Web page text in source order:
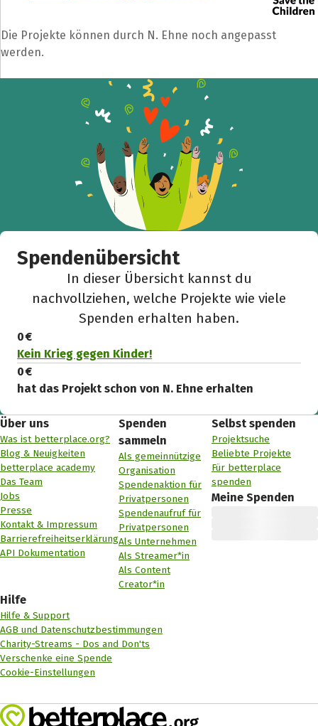
Die Projekte können durch N. Ehne noch angepasst
werden.
Spendenübersicht
In dieser Übersicht kannst du
nachvollziehen, welche Projekte wie viele
Spenden erhalten haben.
0 €
Kein Krieg gegen Kinder!
0 €
hat das Projekt schon von N. Ehne erhalten
Hilf mit noch mehr Spenden zu sammeln!
Facebook WhatsApp
Über uns
Was ist betterplace.org?
Blog & Neuigkeiten
betterplace academy
Das Team
Jobs
Presse
Kontakt & Impressum
Barrierefreiheitserklärung
API Dokumentation
Spenden
sammeln
Als gemeinnützige
Organisation
Spendenaktion für
Privatpersonen
Spendenaufruf für
Privatpersonen
Als Unternehmen
Als Streamer*in
Als Content
Creator*in
Selbst spenden
Projektsuche
Beliebte Projekte
Für betterplace
spenden
Meine Spenden
Hilfe
Hilfe & Support
AGB und Datenschutzbestimmungen
Charity-Streams - Dos and Don'ts
Verschenke eine Spende
Cookie-Einstellungen